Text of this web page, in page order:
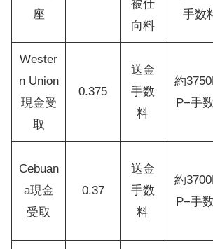
座
被仕
向料
手数
Wester
n Union
現金受
取
0.375
送金
手数
料
約
P−手
Cebuan
a現金
受取
0.37
送金
手数
料
約
P−手